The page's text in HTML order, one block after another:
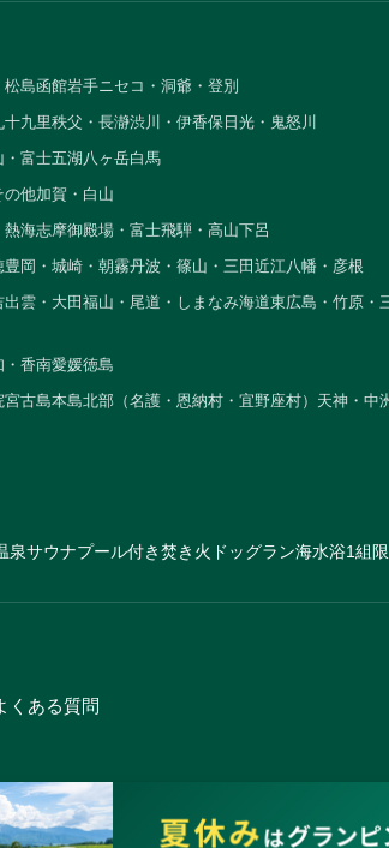
松島函館岩手ニセコ・洞爺・登別
十九里秩父・長瀞渋川・伊香保 日光・鬼怒川
・富士五湖八ヶ岳白馬
の他加賀・白山
熱海志摩御殿場・富士飛騨・高山下呂
豊岡・城崎・朝霧丹波・篠山・三田 近江八幡・彦根
出雲・大田 福山・尾道・しまなみ海道東広島・竹原・
・香南愛媛徳島
宮古島本島北部（名護・恩納村・宜野座村） 天神・中
泉サウナプール付き焚き火 ドッグラン海水浴1組
くある質問